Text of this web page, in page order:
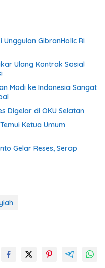
GibranHolic RI
Ulang Kontrak Sosial
Modi ke Indonesia Sangat
Digelar di OKU Selatan
Ketua Umum
Gelar Reses, Serap